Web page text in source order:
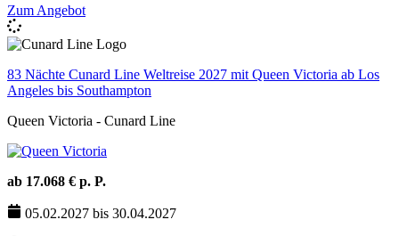
Zum Angebot
83 Nächte Cunard Line Weltreise 2027 mit Queen Victoria ab Los
Angeles bis Southampton
Queen Victoria - Cunard Line
ab 17.068 € p. P.
05.02.2027 bis 30.04.2027